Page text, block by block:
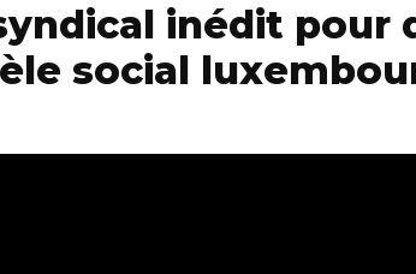
inédit pour
social